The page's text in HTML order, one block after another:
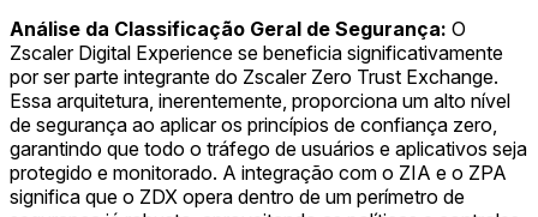
Análise da Classificação Geral de Segurança: O
Zscaler Digital Experience se beneficia significativamente
por ser parte integrante do Zscaler Zero Trust Exchange.
Essa arquitetura, inerentemente, proporciona um alto nível
de segurança ao aplicar os princípios de confiança zero,
garantindo que todo o tráfego de usuários e aplicativos seja
protegido e monitorado. A integração com o ZIA e o ZPA
significa que o ZDX opera dentro de um perímetro de